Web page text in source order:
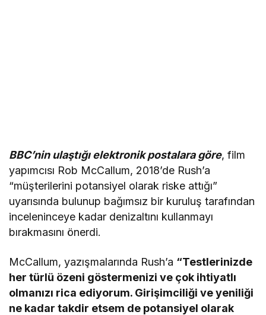
BBC’nin ulaştığı elektronik postalara göre, film
yapımcısı Rob McCallum, 2018’de Rush’a
“müşterilerini potansiyel olarak riske attığı”
uyarısında bulunup bağımsız bir kuruluş tarafından
inceleninceye kadar denizaltını kullanmayı
bırakmasını önerdi.
McCallum, yazışmalarında Rush’a “Testlerinizde
her türlü özeni göstermenizi ve çok ihtiyatlı
olmanızı rica ediyorum. Girişimciliği ve yeniliği
ne kadar takdir etsem de potansiyel olarak